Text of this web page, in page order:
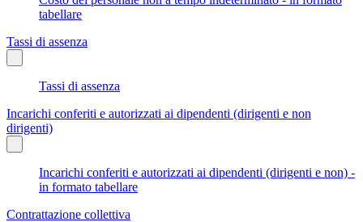
tabellare
Tassi di assenza
Tassi di assenza
Incarichi conferiti e autorizzati ai dipendenti (dirigenti e non
dirigenti)
Incarichi conferiti e autorizzati ai dipendenti (dirigenti e non) -
in formato tabellare
Contrattazione collettiva